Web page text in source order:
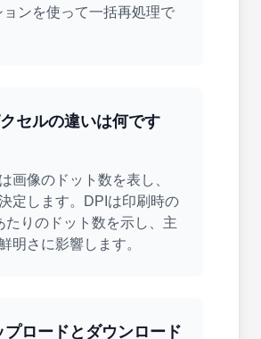
ンを使って一括再処理で
セルの違いは何です
画像のドット数を表し、
定します。DPIは印刷時の
たりのドット数を示し、主
明さに影響します。
プロードとダウンロード